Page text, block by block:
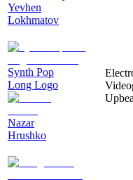
Yevhen
Lokhmatov
Synth Pop
Long Logo
Nazar
Hrushko